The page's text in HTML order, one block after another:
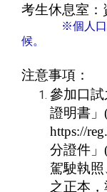
考生休息室：
※個人口
候。
注意事項：
參加口
證明書
https://
分證件」
駕駛執
之正本